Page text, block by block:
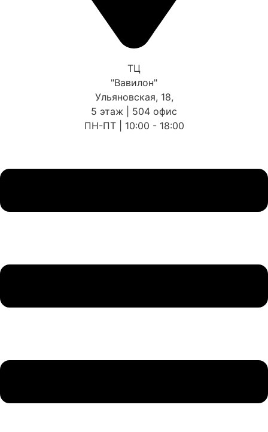
ТЦ
"Вавилон"
Ульяновская, 18,
5 этаж | 504 офис
ПН-ПТ | 10:00 - 18:00